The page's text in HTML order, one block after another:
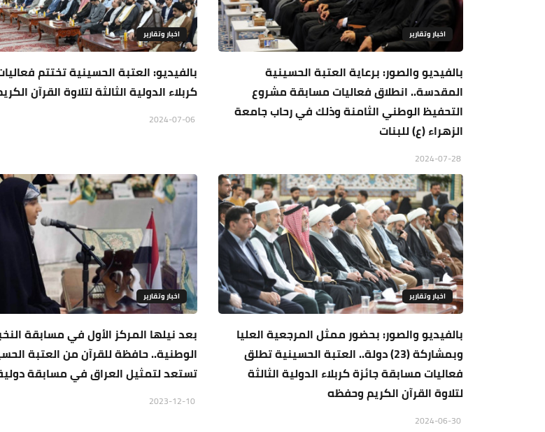
اخبار وتقارير
بالفيديو والصور: برعاية العتبة الحسينية
المقدسة.. انطلاق فعاليات مسابقة مشروع
التحفيظ الوطني الثامنة وذلك في رحاب جامعة
الزهراء (ع) للبنات
اخبار وتقارير
بالفيديو: العتبة الحسينية تختتم
كربلاء الدولية الثالثة لتلاوة القرآن
اخبار وتقارير
بالفيديو والصور: بحضور ممثل المرجعية العليا
وبمشاركة (23) دولة.. العتبة الحسينية تطلق
فعاليات مسابقة جائزة كربلاء الدولية الثالثة
لتلاوة القرآن الكريم وحفظه
اخبار وتقارير
بعد نيلها المركز الأول في مسابقة
الوطنية.. حافظة للقرآن من العتبة
تستعد لتمثيل العراق في مسابقة